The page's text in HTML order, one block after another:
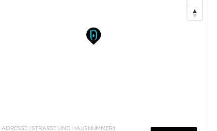
ADRESSE (STRASSE UND HAUSNUMMER)